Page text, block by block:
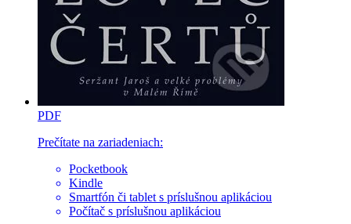
PDF
Prečítate na zariadeniach:
Pocketbook
Kindle
Smartfón či tablet s príslušnou aplikáciou
Počítač s príslušnou aplikáciou